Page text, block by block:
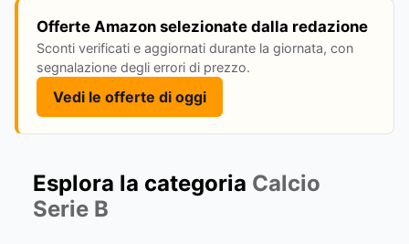
Offerte Amazon selezionate dalla redazione
Sconti verificati e aggiornati durante la giornata, con
segnalazione degli errori di prezzo.
Vedi le offerte di oggi
Esplora la categoria Calcio
Serie B